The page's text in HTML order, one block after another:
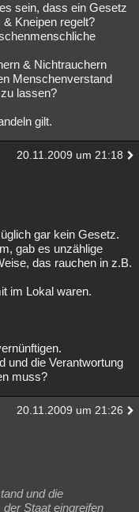
sein, dass ein Gesetz
Kneipen regelt?
& Nichtrauchern
Menschenverstand
lassen?
gilt.
20.11.2009 um 21:18
gar kein Gesetz.
gab es unzählige
das rauchen in z.B.
im Lokal waren.
und die Verantwortung
muss?
20.11.2009 um 21:26
und die
Staat eingreifen